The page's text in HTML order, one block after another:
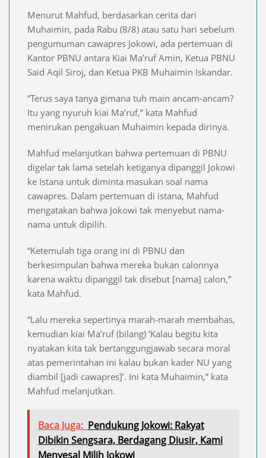
Menurut Mahfud, berdasarkan cerita dari
Muhaimin, pada Rabu (8/8) atau satu hari sebelum
pengumuman cawapres Jokowi, ada pertemuan di
Kantor PBNU antara Kiai Ma’ruf Amin, Ketua PBNU
Said Aqil Siroj, dan Ketua PKB Muhaimin Iskandar.
“Terus saya tanya gimana tuh main ancam-ancam?
Itu yang nyuruh kiai Ma’ruf,” kata Mahfud
menirukan pengakuan Muhaimin kepada dirinya.
Mahfud melanjutkan bahwa pertemuan di PBNU
digelar tak lama setelah ketiganya dipanggil Jokowi
ke Istana untuk diminta masukan soal nama
cawapres. Dalam pertemuan di istana, Mahfud
mengatakan bahwa Jokowi tak menyebut nama-
nama untuk dipilih.
“Ketemulah tiga orang ini di PBNU dan
berkesimpulan bahwa mereka bukan calonnya
karena waktu dipanggil tak disebut [nama] calon,”
kata Mahfud.
“Lalu mereka sepertinya marah-marah membahas,
kemudian kiai Ma’ruf (bilang) ‘Kalau begitu kita
nyatakan kita tak bertanggungjawab secara moral
atas pemerintahan ini kalau bukan kader NU yang
diambil [jadi cawapres]’. Ini kata Muhaimin,” kata
Mahfud melanjutkan.
Baca Juga: Pendukung Jokowi: Rakyat
Dibikin Sengsara, Berdagang Diusir, Kami
Menyesal Milih Jokowi